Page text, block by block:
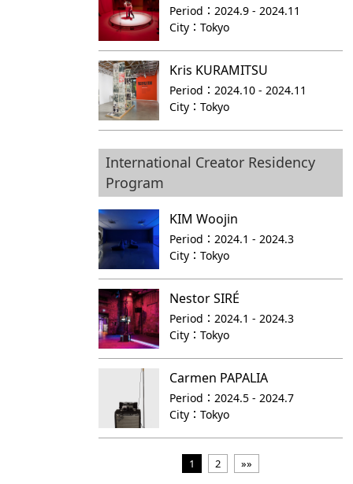
Period：2024.9 - 2024.11
City：Tokyo
Kris KURAMITSU
Period：2024.10 - 2024.11
City：Tokyo
International Creator Residency
Program
KIM Woojin
Period：2024.1 - 2024.3
City：Tokyo
Nestor SIRÉ
Period：2024.1 - 2024.3
City：Tokyo
Carmen PAPALIA
Period：2024.5 - 2024.7
City：Tokyo
1 2 »»